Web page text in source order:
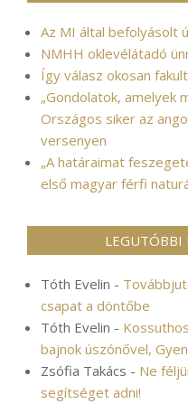
Az MI által befolyásolt
NMHH oklevélátadó
Így válasz okosan
„Gondolatok, amelyek
Országos siker az
versenyen
„A határaimat
első magyar férfi
LEGUTÓBBI
Tóth Evelin -
csapat a döntőbe
Tóth Evelin -
bajnok úszónővel,
Zsófia Takács - Ne
segítséget adni!